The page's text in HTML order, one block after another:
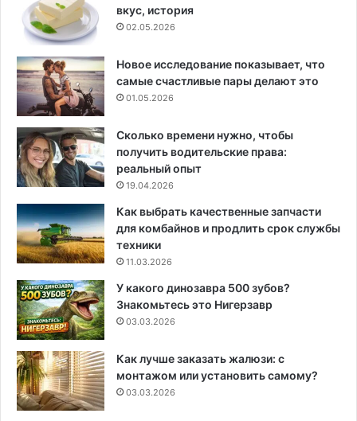
вкус, история
02.05.2026
Новое исследование показывает, что
самые счастливые пары делают это
01.05.2026
Сколько времени нужно, чтобы
получить водительские права:
реальный опыт
19.04.2026
Как выбрать качественные запчасти
для комбайнов и продлить срок службы
техники
11.03.2026
У какого динозавра 500 зубов?
Знакомьтесь это Нигерзавр
03.03.2026
Как лучше заказать жалюзи: с
монтажом или установить самому?
03.03.2026